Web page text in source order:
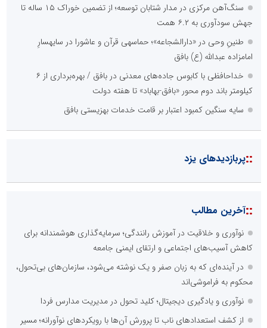
سنگ‌آهن مرکزی در مدار شتابان توسعه؛ از تضمین خوراک ۱۵ ساله تا
جهش سودآوری به ۶.۲ همت
طنینِ وحی در «دارالشجاعه»؛ حماسهی قرآن و عاشورا در سایهسارِ
امامزاده عبدالله (ع) بافق
خداحافظی با کابوس جاده‌های معدنی در بافق / بهره‌برداری از ۶
کیلومتر باند دوم محور «بافق-بهاباد» تا هفته دولت
سایه سنگین کمبود اعتبار بر قامت خدمات بهزیستی بافق
::پربازدیدهای یزد
::آخرین مطالب
نوآوری و خلاقیت در آموزش رانندگی؛ سرمایه‌گذاری هوشمندانه برای
کاهش آسیب‌های اجتماعی و ارتقای ایمنی جامعه
در آینده‌ای که به زبان صفر و یک نوشته می‌شود، سازمان‌های بی‌تحول،
محکوم به فراموشی‌اند
نوآوری و یادگیری دیجیتال؛ کلید تحول در مدیریت مدارس فردا
از کشف استعدادهای ناب تا پرورش آن‌ها با رویکردهای نوآورانه؛ مسیر